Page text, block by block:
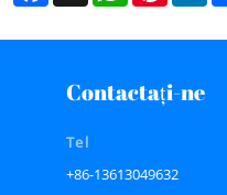
Contactaţi-ne
Tel
+86-13613049632